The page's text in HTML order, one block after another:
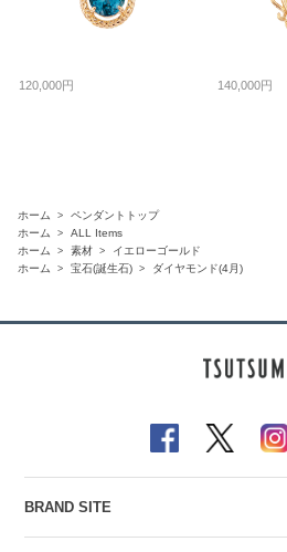
120,000円 140,000円
ホーム
ペンダントトップ
ホーム
ALL Items
ホーム
素材
イエローゴールド
ホーム
宝石(誕生石) ダイヤモンド(4月)
BRAND SITE